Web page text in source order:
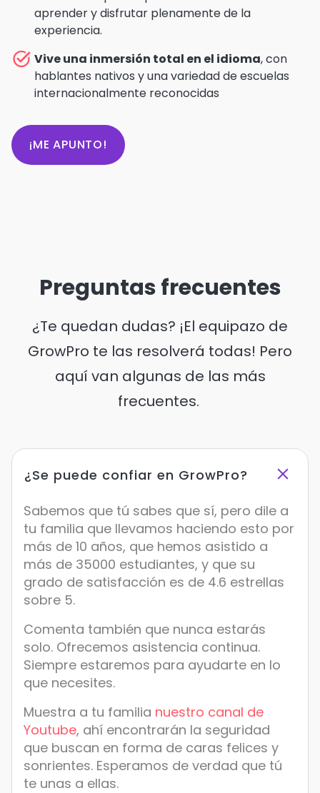
aprender y disfrutar plenamente de la
experiencia.
Vive una inmersión total en el idioma, con
hablantes nativos y una variedad de escuelas
internacionalmente reconocidas
¡ME APUNTO!
Preguntas frecuentes
¿Te quedan dudas? ¡El equipazo de
GrowPro te las resolverá todas! Pero
aquí van algunas de las más
frecuentes.
¿Se puede confiar en GrowPro?
Sabemos que tú sabes que sí, pero dile a
tu familia que llevamos haciendo esto por
más de 10 años, que hemos asistido a
más de 35000 estudiantes, y que su
grado de satisfacción es de 4.6 estrellas
sobre 5.
Comenta también que nunca estarás
solo. Ofrecemos asistencia continua.
Siempre estaremos para ayudarte en lo
que necesites.
Muestra a tu familia nuestro canal de
Youtube, ahí encontrarán la seguridad
que buscan en forma de caras felices y
sonrientes. Esperamos de verdad que tú
te unas a ellas.